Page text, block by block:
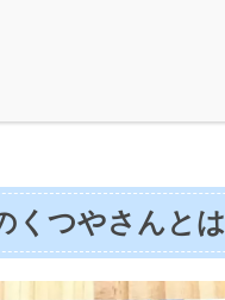
くつやさんとは